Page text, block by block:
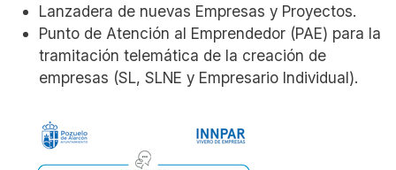
Lanzadera de nuevas Empresas y Proyectos.
Punto de Atención al Emprendedor (PAE) para la
tramitación telemática de la creación de
empresas (SL, SLNE y Empresario Individual).